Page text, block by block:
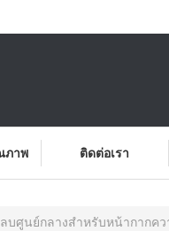
ภาพ ติดต่อเรา
กลางสําหรับหน้ากากความปลอดภั